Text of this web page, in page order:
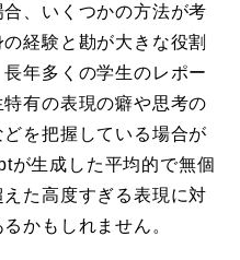
、いくつかの方法が考
経験と勘が大きな役割
年多くの学生のレポー
有の表現の癖や思考の
を把握している場合が
が生成した平均的で無個
た高度すぎる表現に対
かもしれません。